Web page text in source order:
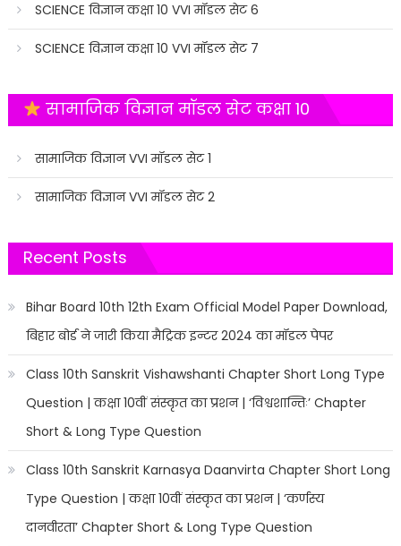
SCIENCE विज्ञान कक्षा 10 VVI मॉडल सेट 6
SCIENCE विज्ञान कक्षा 10 VVI मॉडल सेट 7
सामाजिक विज्ञान मॉडल सेट कक्षा 10
सामाजिक विज्ञान VVI मॉडल सेट 1
सामाजिक विज्ञान VVI मॉडल सेट 2
Recent Posts
Bihar Board 10th 12th Exam Official Model Paper Download,
बिहार बोर्ड ने जारी किया मैट्रिक इन्टर 2024 का मॉडल पेपर
Class 10th Sanskrit Vishawshanti Chapter Short Long Type
Question | कक्षा 10वीं संस्कृत का प्रशन | ‘विश्वशान्तिः’ Chapter
Short & Long Type Question
Class 10th Sanskrit Karnasya Daanvirta Chapter Short Long
Type Question | कक्षा 10वीं संस्कृत का प्रशन | ‘कर्णस्य
दानवीरता’ Chapter Short & Long Type Question